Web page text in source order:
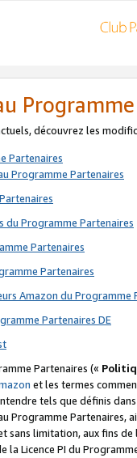
découvrez les
Partenaires
Programme Partenaires
du Programme Partenaires
Partenaires
Partenaires
Amazon du Programme
Partenaires DE
Partenaires («
et les termes
tels que définis
Programme Partenaires,
sans limitation, aux fins
la Licence PI du